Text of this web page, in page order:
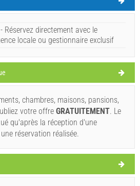
Météo
SAMEDI
Lika et Gorski Kotar
GOSPIC
28°C
peu nuageux
Risnjak (Parc national / Nature parc) Lika et Gorski Kotar
Réservez directement avec le
locale ou gestionnaire exclusif
chambres, maisons, pansions,
votre offre GRATUITEMENT. Le
qu'après la réception d'une
réservation réalisée.